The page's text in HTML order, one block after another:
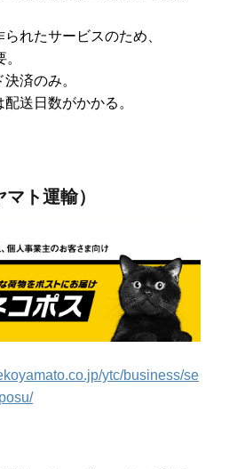
られたサービスのため、
済のみ。
配送日数がかかる。
ト運輸）
ytc/business/se